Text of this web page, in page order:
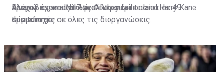
Βλάχοβιτς και Νίκλας Φίλκρουγκ.
τρεμπλ έχοντας 17 γκολ και πέντε ασίστ σε 49
συμμετοχές σε όλες τις διοργανώσεις.
Alvarez as an alternative if they fail to land Harry Kane
this summer.
— Ekrem KONUR (@Ekremkonur)July 15, 2023
sport-fm.gr